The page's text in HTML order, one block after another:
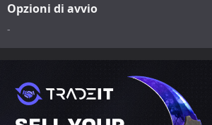
Opzioni di avvio
-